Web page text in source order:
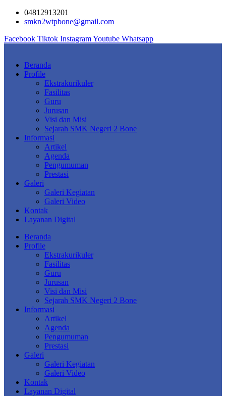
Skip
04812913201
smkn2wtpbone@gmail.com
Facebook Tiktok InstagramYoutube Whatsapp
Beranda
Profile
Ekstrakurikuler
Fasilitas
Guru
Jurusan
Visi dan Misi
Sejarah SMK Negeri 2 Bone
Informasi
Artikel
Agenda
Pengumuman
Prestasi
Galeri
Galeri Kegiatan
Galeri Video
Kontak
Layanan Digital
Beranda
Profile
Ekstrakurikuler
Fasilitas
Guru
Jurusan
Visi dan Misi
Sejarah SMK Negeri 2 Bone
Informasi
Artikel
Agenda
Pengumuman
Prestasi
Galeri
Galeri Kegiatan
Galeri Video
Kontak
Layanan Digital